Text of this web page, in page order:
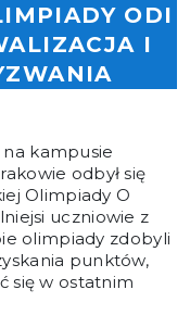
ODI
I
kampusie
odbył się
Olimpiady O
uczniowie z
olimpiady zdobyli
punktów,
się w ostatnim